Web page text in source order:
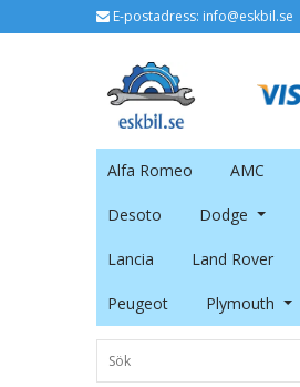
E-postadress: info@eskbil.se
Alfa Romeo AMC
Desoto Dodge
Lancia Land Rover
Peugeot Plymouth